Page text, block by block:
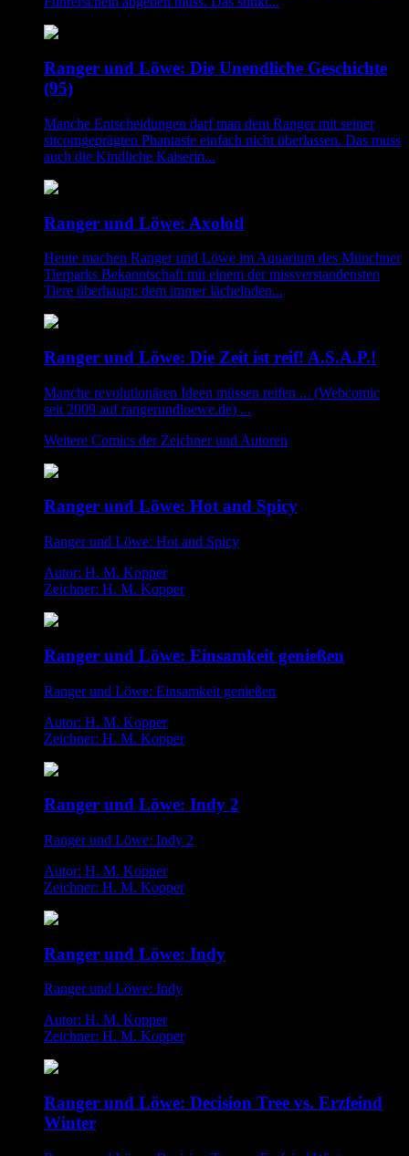
Ranger und Löwe: Die Unendliche Geschichte
(95)
Manche Entscheidungen darf man dem Ranger mit seiner
sitcomgeprägten Phantasie einfach nicht überlassen. Das muss
auch die Kindliche Kaiserin...
Ranger und Löwe: Axolotl
Heute machen Ranger und Löwe im Aquarium des Münchner
Tierparks Bekanntschaft mit einem der missverstandensten
Tiere überhaupt: dem immer lächelnden...
Ranger und Löwe: Die Zeit ist reif! A.S.A.P.!
Manche revolutionären Ideen müssen reifen ... (Webcomic
seit 2009 auf rangerundloewe.de) ...
Weitere Comics der Zeichner und Autoren
Ranger und Löwe: Hot and Spicy
Ranger und Löwe: Hot and Spicy
Autor: H. M. Kopper
Zeichner: H. M. Kopper
Ranger und Löwe: Einsamkeit genießen
Ranger und Löwe: Einsamkeit genießen
Autor: H. M. Kopper
Zeichner: H. M. Kopper
Ranger und Löwe: Indy 2
Ranger und Löwe: Indy 2
Autor: H. M. Kopper
Zeichner: H. M. Kopper
Ranger und Löwe: Indy
Ranger und Löwe: Indy
Autor: H. M. Kopper
Zeichner: H. M. Kopper
Ranger und Löwe: Decision Tree vs. Erzfeind
Winter